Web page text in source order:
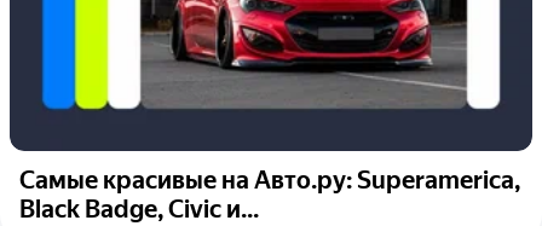
Самые красивые на Авто.ру: Superamerica,
Black Badge, Civic и...